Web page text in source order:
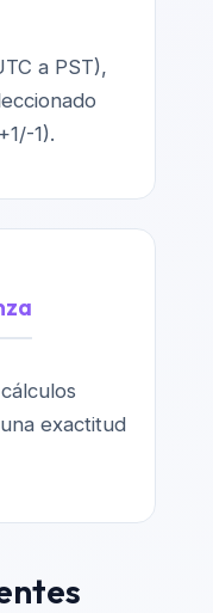
a PST),
1).
exactitud